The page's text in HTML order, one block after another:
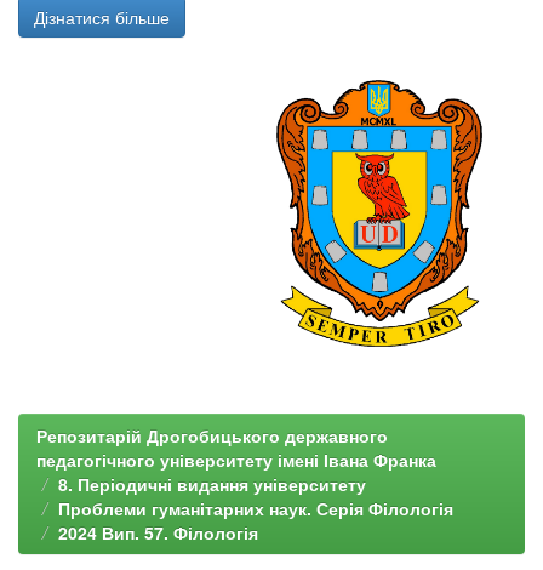
Дізнатися більше
Репозитарій Дрогобицького державного
педагогічного університету імені Івана Франка
8. Періодичні видання університету
Проблеми гуманітарних наук. Серія Філологія
2024 Вип. 57. Філологія